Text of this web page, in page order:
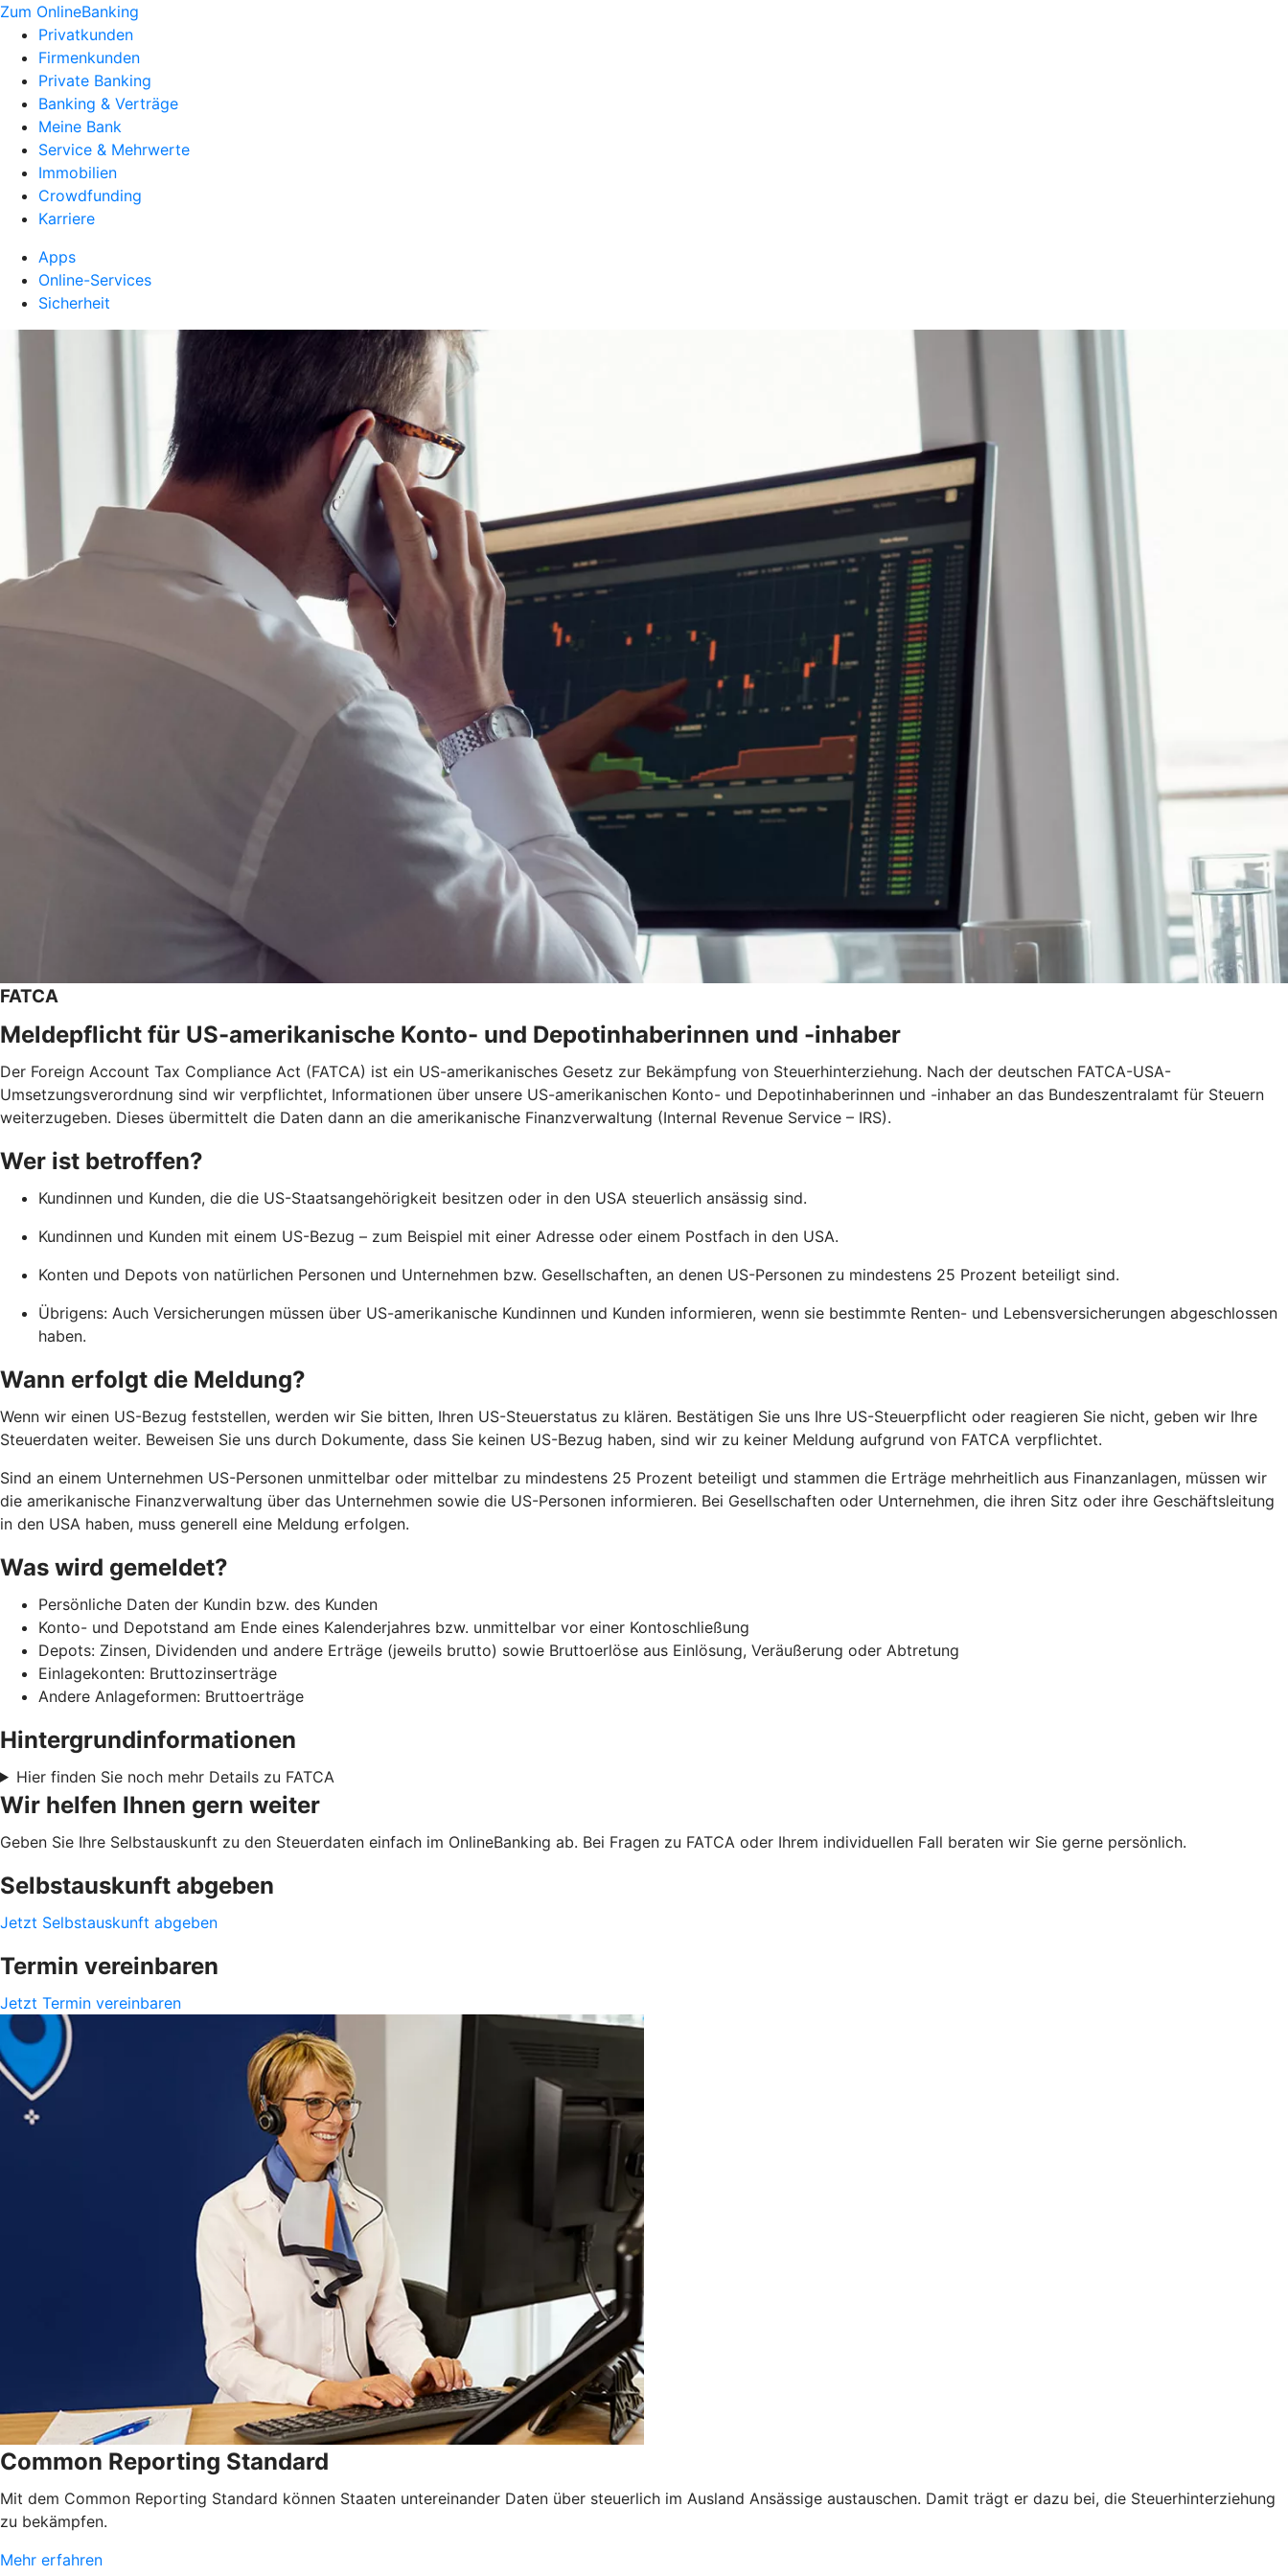
Zum OnlineBanking
Privatkunden
Firmenkunden
Private Banking
Banking & Verträge
Meine Bank
Service & Mehrwerte
Immobilien
Crowdfunding
Karriere
Apps
Online-Services
Sicherheit
FATCA
Meldepflicht für US-amerikanische Konto- und Depotinhaberinnen und -inhaber
Der Foreign Account Tax Compliance Act (FATCA) ist ein US-amerikanisches Gesetz zur Bekämpfung von Steuerhinterziehung. Nach der deutschen FATCA-USA-
Umsetzungsverordnung sind wir verpflichtet, Informationen über unsere US-amerikanischen Konto- und Depotinhaberinnen und -inhaber an das Bundeszentralamt für Steuern
weiterzugeben. Dieses übermittelt die Daten dann an die amerikanische Finanzverwaltung (Internal Revenue Service – IRS).
Wer ist betroffen?
Kundinnen und Kunden, die die US-Staatsangehörigkeit besitzen oder in den USA steuerlich ansässig sind.
Kundinnen und Kunden mit einem US-Bezug – zum Beispiel mit einer Adresse oder einem Postfach in den USA.
Konten und Depots von natürlichen Personen und Unternehmen bzw. Gesellschaften, an denen US-Personen zu mindestens 25 Prozent beteiligt sind.
Übrigens: Auch Versicherungen müssen über US-amerikanische Kundinnen und Kunden informieren, wenn sie bestimmte Renten- und Lebensversicherungen abgeschlossen
haben.
Wann erfolgt die Meldung?
Wenn wir einen US-Bezug feststellen, werden wir Sie bitten, Ihren US-Steuerstatus zu klären. Bestätigen Sie uns Ihre US-Steuerpflicht oder reagieren Sie nicht, geben wir Ihre
Steuerdaten weiter. Beweisen Sie uns durch Dokumente, dass Sie keinen US-Bezug haben, sind wir zu keiner Meldung aufgrund von FATCA verpflichtet.
Sind an einem Unternehmen US-Personen unmittelbar oder mittelbar zu mindestens 25 Prozent beteiligt und stammen die Erträge mehrheitlich aus Finanzanlagen, müssen wir
die amerikanische Finanzverwaltung über das Unternehmen sowie die US-Personen informieren. Bei Gesellschaften oder Unternehmen, die ihren Sitz oder ihre Geschäftsleitung
in den USA haben, muss generell eine Meldung erfolgen.
Was wird gemeldet?
Persönliche Daten der Kundin bzw. des Kunden
Konto- und Depotstand am Ende eines Kalenderjahres bzw. unmittelbar vor einer Kontoschließung
Depots: Zinsen, Dividenden und andere Erträge (jeweils brutto) sowie Bruttoerlöse aus Einlösung, Veräußerung oder Abtretung
Einlagekonten: Bruttozinserträge
Andere Anlageformen: Bruttoerträge
Hintergrundinformationen
Hier finden Sie noch mehr Details zu FATCA
Wir helfen Ihnen gern weiter
Geben Sie Ihre Selbstauskunft zu den Steuerdaten einfach im OnlineBanking ab. Bei Fragen zu FATCA oder Ihrem individuellen Fall beraten wir Sie gerne persönlich.
Selbstauskunft abgeben
Jetzt Selbstauskunft abgeben
Termin vereinbaren
Jetzt Termin vereinbaren
Common Reporting Standard
Mit dem Common Reporting Standard können Staaten untereinander Daten über steuerlich im Ausland Ansässige austauschen. Damit trägt er dazu bei, die Steuerhinterziehung
zu bekämpfen.
Mehr erfahren